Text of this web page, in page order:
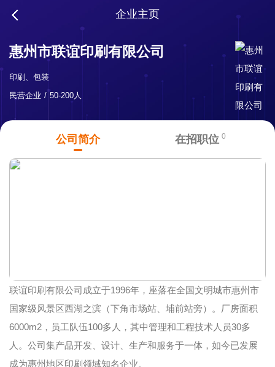
企业主页
惠州市联谊印刷有限公司
印刷、包装
民营企业
50-200人
公司简介 在招职位 0
联谊印刷有限公司成立于1996年，座落在全国文明城市惠州市
国家级风景区西湖之滨（下角市场站、埔前站旁）。厂房面积
6000m2，员工队伍100多人，其中管理和工程技术人员30多
人。公司集产品开发、设计、生产和服务于一体，如今已发展
成为惠州地区印刷领域知名企业。